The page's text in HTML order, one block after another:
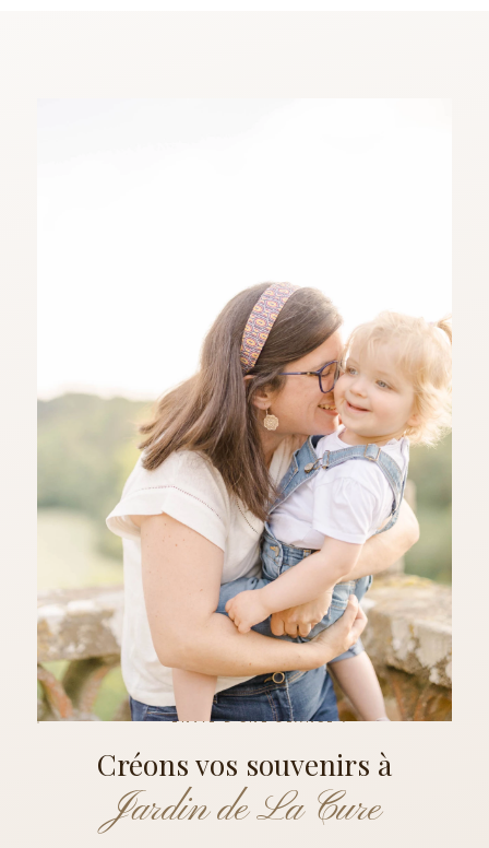
ENVIE D'UNE SÉANCE ?
Créons vos souvenirs à
Jardin de La Cure